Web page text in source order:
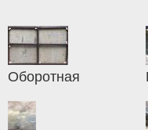
Оборотная